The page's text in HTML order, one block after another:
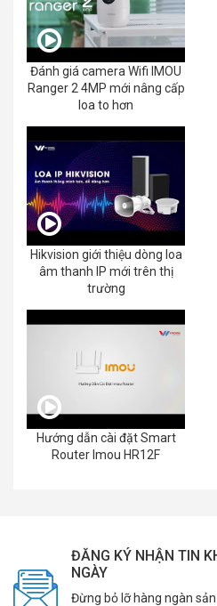
Đánh giá camera Wifi IMOU
Ranger 2 4MP mới nâng cấp
loa to hơn
Hikvision giới thiệu dòng loa
âm thanh IP mới trên thị
trường
Hướng dẫn cài đặt Smart
Router Imou HR12F
ĐĂNG KÝ NHẬN TIN
NGÀY
Đừng bỏ lỡ hàng ngàn